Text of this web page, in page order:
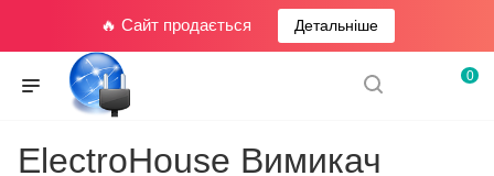
🔥 Сайт продається Детальніше
0
ElectroHouse Вимикач